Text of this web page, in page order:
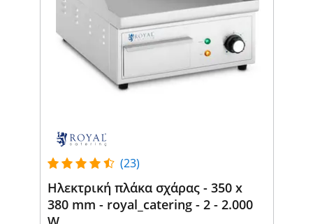
(23)
Ηλεκτρική πλάκα σχάρας - 350 x
380 mm - royal_catering - 2 - 2.000